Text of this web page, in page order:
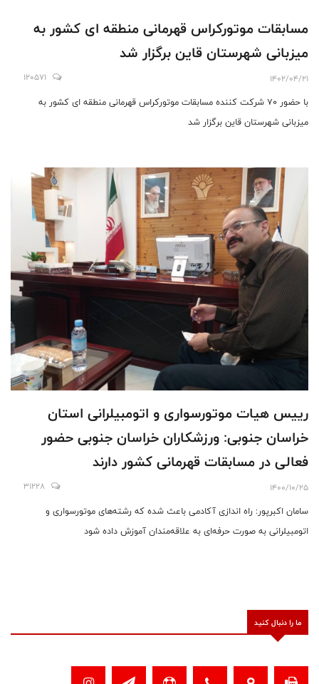
مسابقات موتورکراس قهرمانی منطقه ای کشور به
میزبانی شهرستان قاین برگزار شد
1402/04/21
120571
با حضور ۷۰ شرکت کننده مسابقات موتورکراس قهرمانی منطقه ای کشور به
میزبانی شهرستان قاین برگزار شد
رییس هیات موتورسواری و اتومبیلرانی استان
خراسان جنوبی: ورزشکاران خراسان جنوبی حضور
فعالی در مسابقات قهرمانی کشور دارند
1400/10/25
31228
سامان اکبرپور: راه اندازی آکادمی باعث شده که رشته‌های موتورسواری و
اتومبیلرانی به صورت حرفه‌ای به علاقه‌مندان آموزش داده شود
ما را دنبال کنید